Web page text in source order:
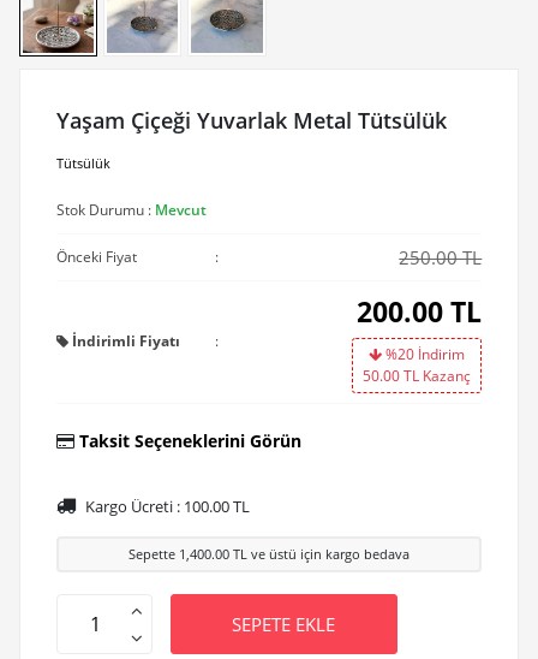
Yaşam Çiçeği Yuvarlak Metal Tütsülük
Tütsülük
Stok Durumu : Mevcut
Önceki Fiyat : 250.00 TL
İndirimli Fiyatı :
200.00TL
%20 İndirim
50.00TL Kazanç
Taksit Seçeneklerini Görün
Kargo Ücreti : 100.00TL
Sepette 1,400.00 TL ve üstü için kargo bedava
SEPETE EKLE